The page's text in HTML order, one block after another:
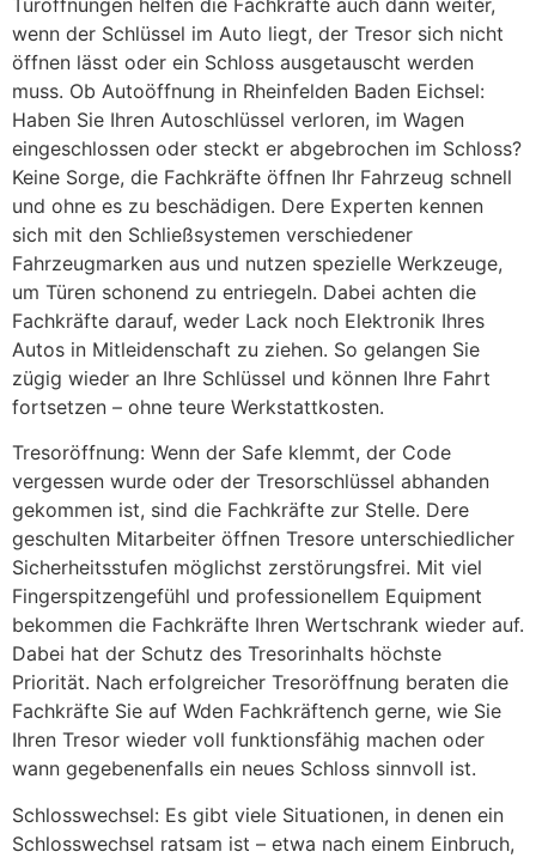
Türöffnungen helfen die Fachkräfte auch dann weiter,
wenn der Schlüssel im Auto liegt, der Tresor sich nicht
öffnen lässt oder ein Schloss ausgetauscht werden
muss. Ob Autoöffnung in Rheinfelden Baden Eichsel:
Haben Sie Ihren Autoschlüssel verloren, im Wagen
eingeschlossen oder steckt er abgebrochen im Schloss?
Keine Sorge, die Fachkräfte öffnen Ihr Fahrzeug schnell
und ohne es zu beschädigen. Dere Experten kennen
sich mit den Schließsystemen verschiedener
Fahrzeugmarken aus und nutzen spezielle Werkzeuge,
um Türen schonend zu entriegeln. Dabei achten die
Fachkräfte darauf, weder Lack noch Elektronik Ihres
Autos in Mitleidenschaft zu ziehen. So gelangen Sie
zügig wieder an Ihre Schlüssel und können Ihre Fahrt
fortsetzen – ohne teure Werkstattkosten.
Tresoröffnung: Wenn der Safe klemmt, der Code
vergessen wurde oder der Tresorschlüssel abhanden
gekommen ist, sind die Fachkräfte zur Stelle. Dere
geschulten Mitarbeiter öffnen Tresore unterschiedlicher
Sicherheitsstufen möglichst zerstörungsfrei. Mit viel
Fingerspitzengefühl und professionellem Equipment
bekommen die Fachkräfte Ihren Wertschrank wieder auf.
Dabei hat der Schutz des Tresorinhalts höchste
Priorität. Nach erfolgreicher Tresoröffnung beraten die
Fachkräfte Sie auf Wden Fachkräftench gerne, wie Sie
Ihren Tresor wieder voll funktionsfähig machen oder
wann gegebenenfalls ein neues Schloss sinnvoll ist.
Schlosswechsel: Es gibt viele Situationen, in denen ein
Schlosswechsel ratsam ist – etwa nach einem Einbruch,